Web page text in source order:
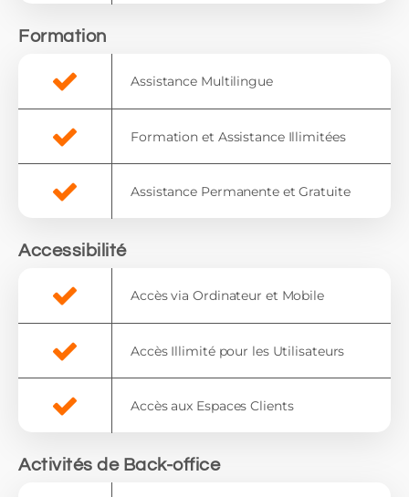
Formation
Assistance Multilingue
Formation et Assistance Illimitées
Assistance Permanente et Gratuite
Accessibilité
Accès via Ordinateur et Mobile
Accès Illimité pour les Utilisateurs
Accès aux Espaces Clients
Activités de Back-office